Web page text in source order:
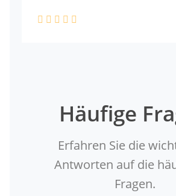
Häufige
Erfahren Sie die
Antworten auf die
Fragen.